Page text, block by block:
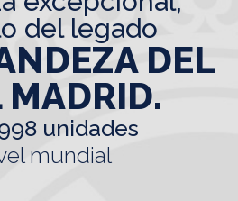
del legado
DEL
MADRID.
unidades
mundial